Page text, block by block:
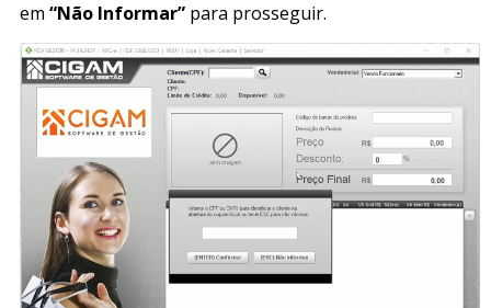
em “Não Informar” para prosseguir.